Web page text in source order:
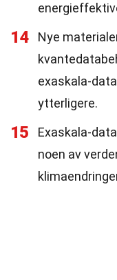
14
Nye
exaskala-
ytterligere.
15
Exaskala-
noen av